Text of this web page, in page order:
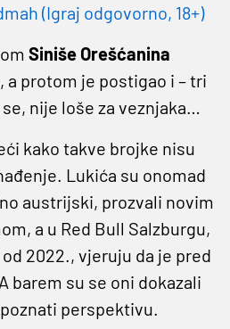
(Igraj odgovorno, 18+)
Siniše Orešćanina
protom je postigao i – tri
nije loše za veznjaka…
kako takve brojke nisu
Lukića su onomad
austrijski, prozvali novim
a u Red Bull Salzburgu,
2022., vjeruju da je pred
barem su se oni dokazali
perspektivu.